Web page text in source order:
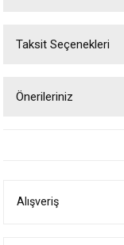
Taksit Seçenekleri
Önerileriniz
Alışveriş